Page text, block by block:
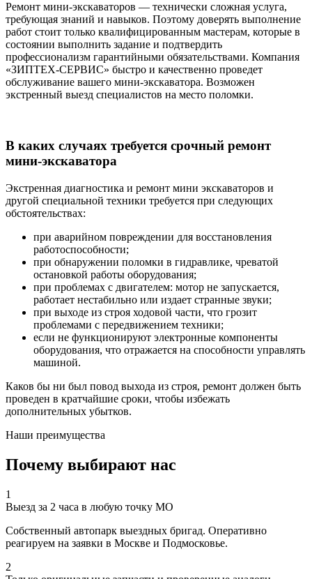
Ремонт мини-экскаваторов — технически сложная услуга,
требующая знаний и навыков. Поэтому доверять выполнение
работ стоит только квалифицированным мастерам, которые в
состоянии выполнить задание и подтвердить
профессионализм гарантийными обязательствами. Компания
«ЗИПТЕХ-СЕРВИС» быстро и качественно проведет
обслуживание вашего мини-экскаватора. Возможен
экстренный выезд специалистов на место поломки.
В каких случаях требуется срочный ремонт
мини-экскаватора
Экстренная диагностика и ремонт мини экскаваторов и
другой специальной техники требуется при следующих
обстоятельствах:
при аварийном повреждении для восстановления
работоспособности;
при обнаружении поломки в гидравлике, чреватой
остановкой работы оборудования;
при проблемах с двигателем: мотор не запускается,
работает нестабильно или издает странные звуки;
при выходе из строя ходовой части, что грозит
проблемами с передвижением техники;
если не функционируют электронные компоненты
оборудования, что отражается на способности управлять
машиной.
Каков бы ни был повод выхода из строя, ремонт должен быть
проведен в кратчайшие сроки, чтобы избежать
дополнительных убытков.
Наши преимущества
Почему выбирают нас
1
Выезд за 2 часа в любую точку МО
Собственный автопарк выездных бригад. Оперативно
реагируем на заявки в Москве и Подмосковье.
2